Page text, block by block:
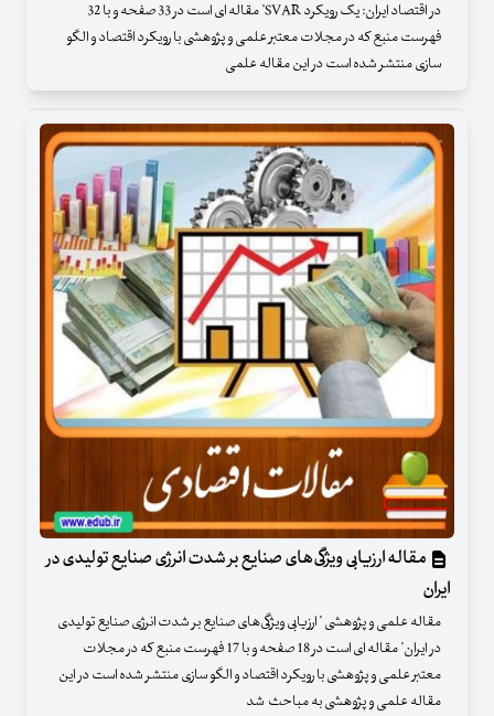
در اقتصاد ایران: یک رویکرد SVAR" مقاله ای است در 33 صفحه و با 32
فهرست منبع که در مجلات معتبر علمی و پژوهشی با رویکرد اقتصاد و الگو
سازی منتشر شده است در این مقاله علمی
مقاله ارزیابی ویژگی‌های صنایع بر شدت انرژی صنایع تولیدی در
ایران
مقاله علمی و پژوهشی " ارزیابی ویژگی‌های صنایع بر شدت انرژی صنایع تولیدی
در ایران" مقاله ای است در 18 صفحه و با 17 فهرست منبع که در مجلات
معتبر علمی و پژوهشی با رویکرد اقتصاد و الگو سازی منتشر شده است در این
مقاله علمی و پژوهشی به مباحث شد